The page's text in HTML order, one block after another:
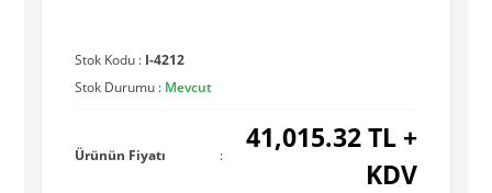
Stok Kodu : I-4212
Stok Durumu : Mevcut
Ürünün Fiyatı :
41,015.32TL +
KDV